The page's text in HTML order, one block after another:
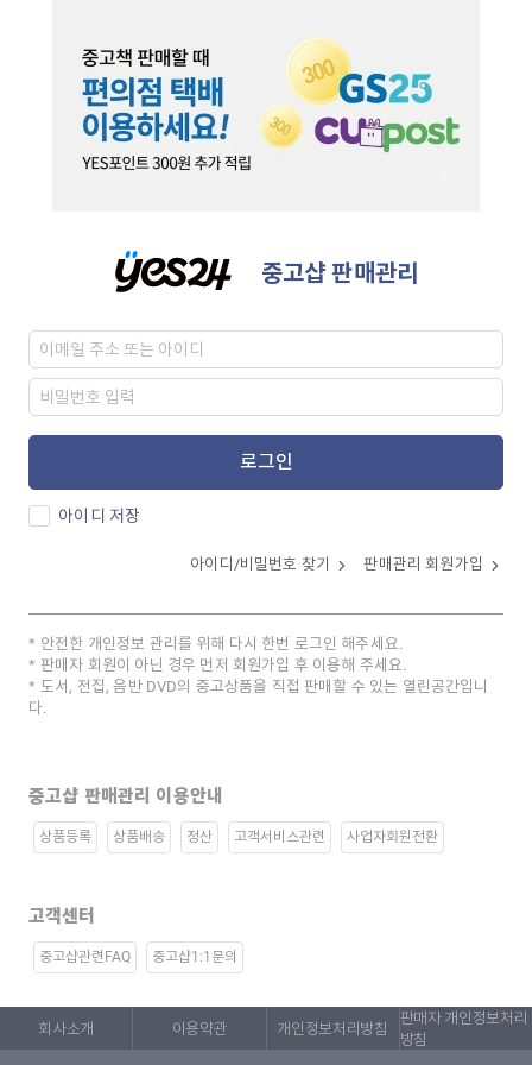
중고샵 판매관리
로그인
아이디 저장
아이디/비밀번호 찾기 판매관리 회원가입
안전한 개인정보 관리를 위해 다시 한번 로그인 해주세요.
판매자 회원이 아닌 경우 먼저 회원가입 후 이용해 주세요.
도서, 전집, 음반 DVD의 중고상품을 직접 판매할 수 있는 열린공간입니
다.
중고샵 판매관리 이용안내
상품등록 상품배송 정산 고객서비스관련 사업자회원전환
고객센터
중고샵관련FAQ 중고샵1:1문의
회사소개 이용약관 개인정보처리방침
판매자 개인정보처리
방침